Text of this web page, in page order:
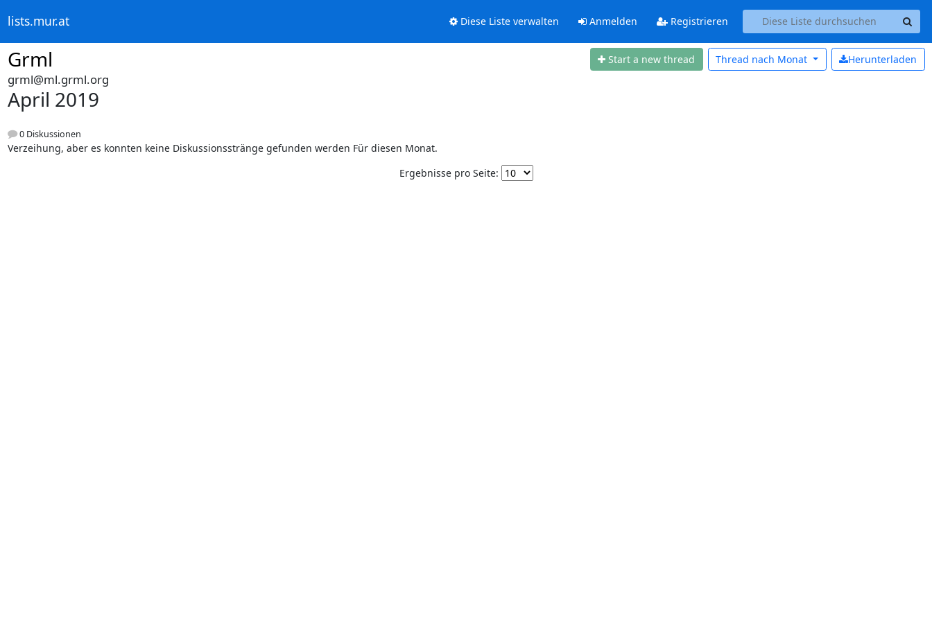
lists.mur.at Diese Liste verwalten Anmelden Registrieren
Grml Start a new thread Herunterladen
Thread nach Monat
grml@ml.grml.org
April 2019
0 Diskussionen
Verzeihung, aber es konnten keine Diskussionsstränge gefunden werden Für diesen Monat.
Ergebnisse pro Seite: